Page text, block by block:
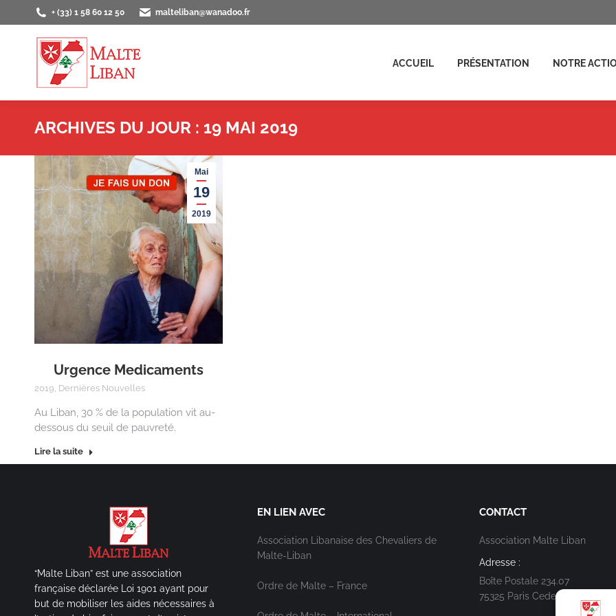
+ (33) 1 58 60 12 50 malteliban@wanadoo.fr
ACCUEIL PRÉSENTATION NOTRE
ARCHIVES DU JOUR : 19 MAI 2019
Mai
19
2019
Urgence Medicaments
2019 Dernières Nouvelles
Au Liban, 30 % de la population vit au-
dessous du seuil de pauvreté.
Lire la suite
“Malte Liban” est une association
française déclarée Loi 1901 ayant pour
but de mobiliser les aides nécessaires à
EN LIEN AVEC
Association Libanaise des Chevaliers de
Malte-Liban
Ordre de Malte – France
CONTACT
Association Malte Liban
Adresse :
Boîte Postale 234.07
75325 Paris Cedex 07
ACCUEIL PRÉSENTATION NOTRE ACTION ACTUALITÉS FAIRE UN